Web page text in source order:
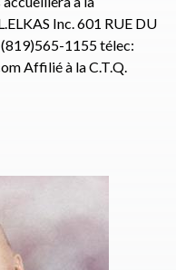
Inc. 601 RUE DU
1155 télec:
Affilié à la C.T.Q.